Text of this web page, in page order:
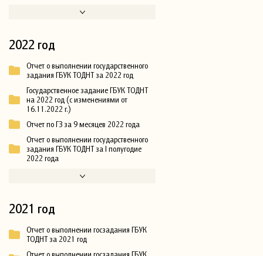
2022 год
Отчет о выполнении государственного
задания ГБУК ТОДНТ за 2022 год
Государственное задание ГБУК ТОДНТ
на 2022 год (с изменениями от
16.11.2022 г.)
Отчет по ГЗ за 9 месяцев 2022 года
Отчет о выполнении государственного
задания ГБУК ТОДНТ за I полугодие
2022 года
2021 год
Отчет о выполнении госзадания ГБУК
ТОДНТ за 2021 год